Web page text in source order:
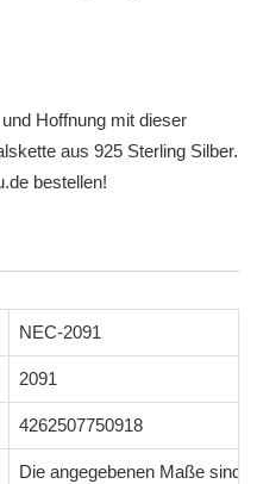
Hoffnung mit dieser
aus 925 Sterling Silber.
bestellen!
NEC-2091
2091
4262507750918
Die angegebenen Maße sind